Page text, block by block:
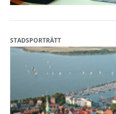
STADSPORTRÄTT